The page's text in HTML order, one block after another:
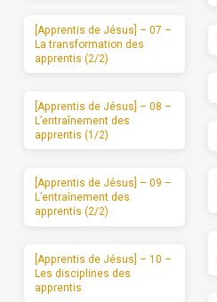
[Apprentis de Jésus] – 07 –
La transformation des
apprentis (2/2)
[Apprentis de Jésus] – 08 –
L’entraînement des
apprentis (1/2)
[Apprentis de Jésus] – 09 –
L’entraînement des
apprentis (2/2)
[Apprentis de Jésus] – 10 –
Les disciplines des
apprentis